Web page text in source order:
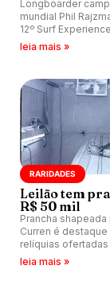
Longboarder
mundial Phil
12º Surf
desta sexta-feira,
leia mais »
RARIDADES
Leilão tem
R$ 50 mil
Prancha shapeada
Curren é destaque
relíquias
especializado.
leia mais »